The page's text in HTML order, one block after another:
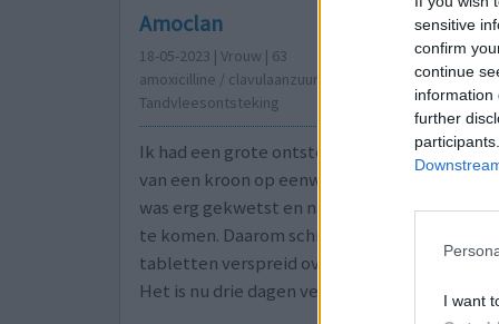
sensitive
confirm
continue
information
further
I want
Amoclan
18-05-2023 | Vrouw | 63
amoxicilline / clavulaanzuur (1000/200mg)
Tandvleesontsteking
Ik had een grote ontsteking opgedaan na
van een kroon op eenwortel implantaat. Mijn
was erg gekwetst en na 10 dagen bleek er
te komen. Daarom schreef de huisarts
tabletten verspreid over 2 dagen. Omdat ik
Het is nu drie dagen verder
[lees meer...]